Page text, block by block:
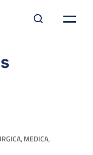
MEDICA,